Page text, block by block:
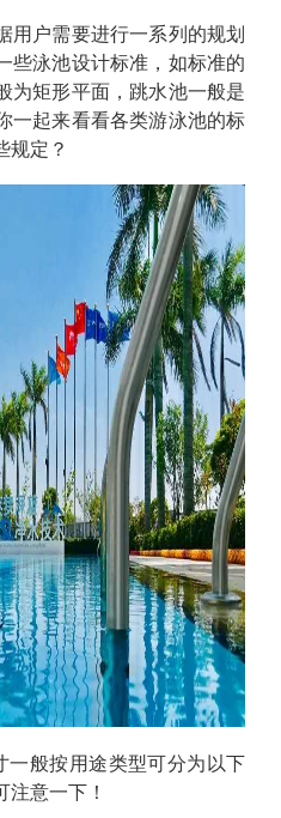
用户需要进行一系列的规划
些泳池设计标准，如标准的
为矩形平面，跳水池一般是
一起来看看各类游泳池的标
规定？
一般按用途类型可分为以下
意一下！